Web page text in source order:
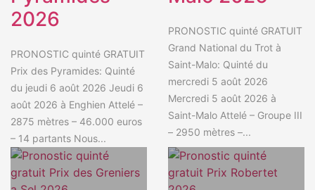
2026
PRONOSTIC quinté GRATUIT
Prix des Pyramides: Quinté
du jeudi 6 août 2026 Jeudi 6
août 2026 à Enghien Attelé –
2875 mètres – 46.000 euros
– 14 partants Nous...
PRONOSTIC quinté GRATUIT
Grand National du Trot à
Saint-Malo: Quinté du
mercredi 5 août 2026
Mercredi 5 août 2026 à
Saint-Malo Attelé – Groupe III
– 2950 mètres –...